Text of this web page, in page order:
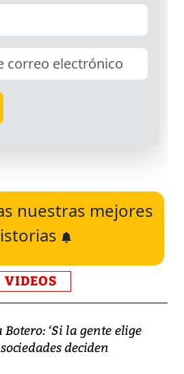
nuestras mejores
VIDEOS
‘Si la gente elige
deciden